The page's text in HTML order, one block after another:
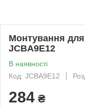
Монтування
JCBA9E12
В наявності
Код: JCBA9E12
284 ₴